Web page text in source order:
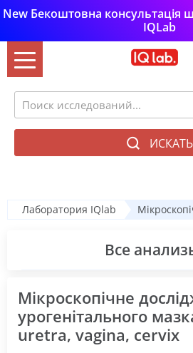
New Бекоштовна консультація
IQLab
ИСКАТЬ
Лаборатория IQlab
Все
Мікроскопічне
урогенітального
uretra, vagina, cervix